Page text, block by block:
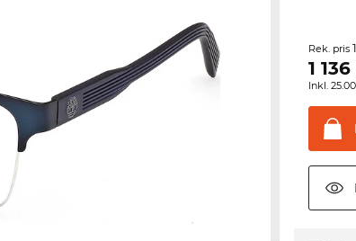
Rek. pris
1 136
Inkl.